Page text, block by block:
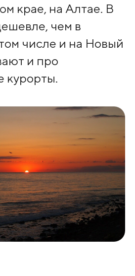
крае, на Алтае. В
чем в
числе и на Новый
и про
курорты.